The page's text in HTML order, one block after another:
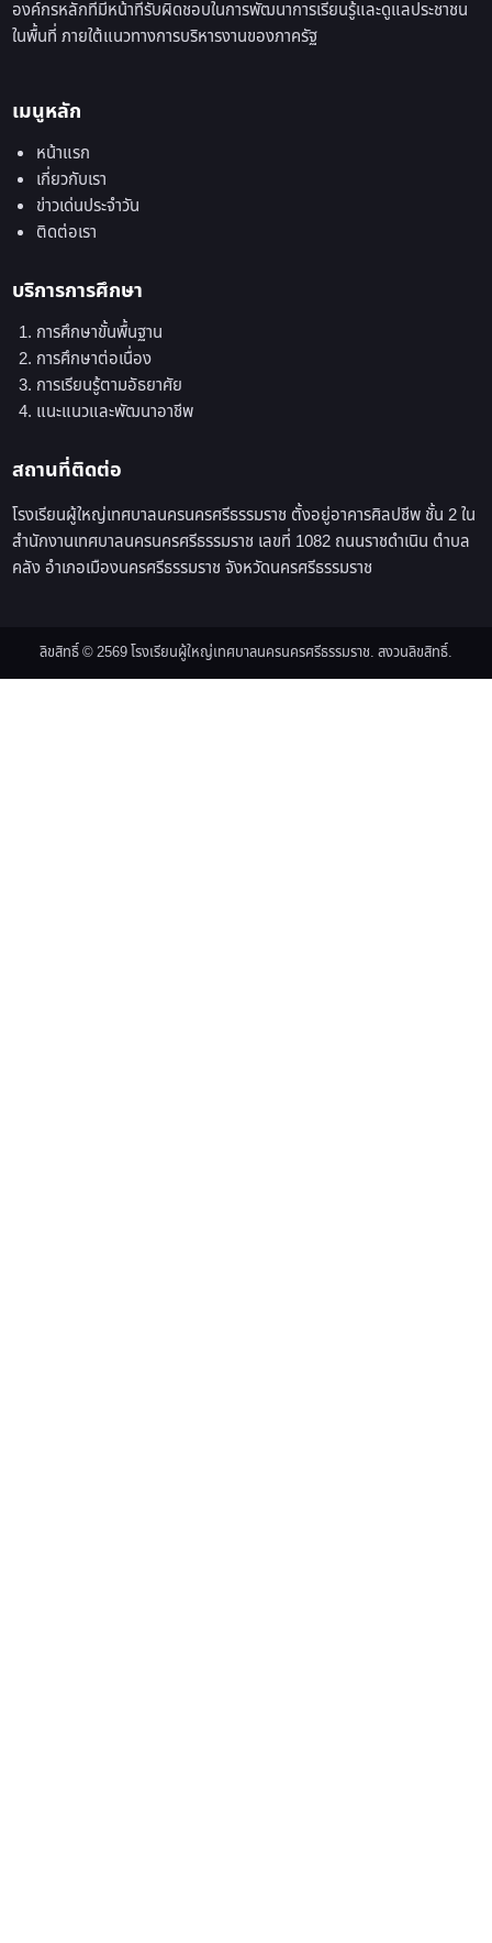
องค์กรหลักที่มีหน้าที่รับผิดชอบในการพัฒนาการเรียนรู้และดูแลประชาชน
ในพื้นที่ ภายใต้แนวทางการบริหารงานของภาครัฐ
เมนูหลัก
หน้าแรก
เกี่ยวกับเรา
ข่าวเด่นประจำวัน
ติดต่อเรา
บริการการศึกษา
การศึกษาขั้นพื้นฐาน
การศึกษาต่อเนื่อง
การเรียนรู้ตามอัธยาศัย
แนะแนวและพัฒนาอาชีพ
สถานที่ติดต่อ
โรงเรียนผู้ใหญ่เทศบาลนครนครศรีธรรมราช ตั้งอยู่อาคารศิลปชีพ ชั้น 2 ใน
สำนักงานเทศบาลนครนครศรีธรรมราช เลขที่ 1082 ถนนราชดำเนิน ตำบล
คลัง อำเภอเมืองนครศรีธรรมราช จังหวัดนครศรีธรรมราช
ลิขสิทธิ์ © 2569 โรงเรียนผู้ใหญ่เทศบาลนครนครศรีธรรมราช. สงวนลิขสิทธิ์.